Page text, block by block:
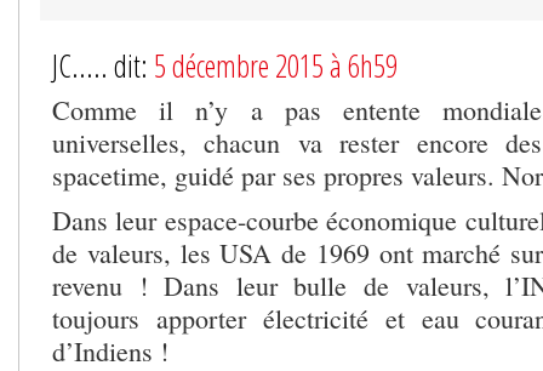
JC..... dit: 5 décembre 2015 à 6h59
Comme il n’y a pas entente
universelles, chacun va rester encore
spacetime, guidé par ses propres valeurs.
Dans leur espace-courbe économique
de valeurs, les USA de 1969 ont marché
revenu ! Dans leur bulle de valeurs,
toujours apporter électricité et eau
d’Indiens !